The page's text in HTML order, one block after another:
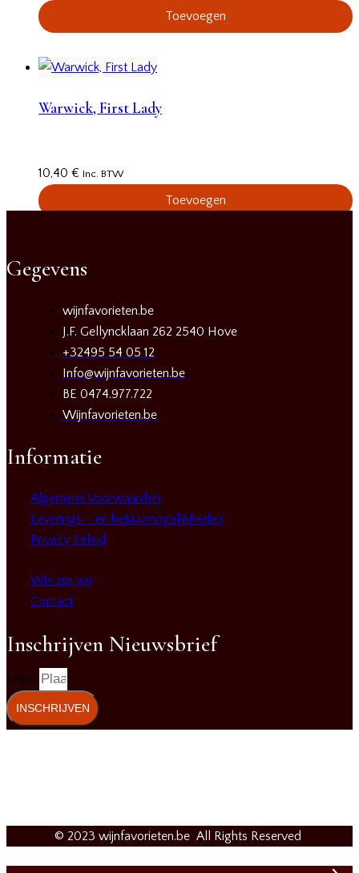
Toevoegen
Warwick, First Lady
10,40 € Inc. BTW
Toevoegen
Gegevens
wijnfavorieten.be
J.F. Gellyncklaan 262 2540 Hove
+32495 54 05 12
Info@wijnfavorieten.be
BE 0474.977.722
Wijnfavorieten.be
Informatie
Algemene Voorwaarden
Leverings – en betaalmogelijkheden
Privacy Beleid
Wie zijn wij
Contact
Inschrijven Nieuwsbrief
Email
INSCHRIJVEN
© 2023 wijnfavorieten.be All Rights Reserved